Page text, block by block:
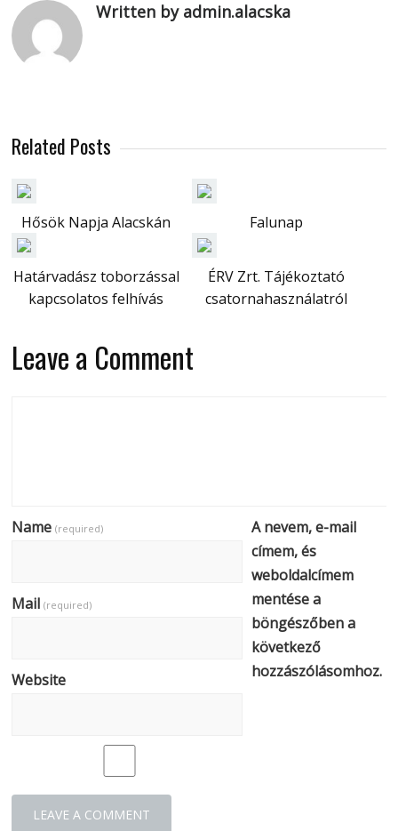
Written by admin.alacska
Related Posts
Hősök Napja Alacskán Falunap
Határvadász toborzással
kapcsolatos felhívás
ÉRV Zrt. Tájékoztató
csatornahasználatról
Leave a Comment
Name(required)
Mail(required)
Website
A nevem, e-mail
címem, és
weboldalcímem
mentése a
böngészőben a
következő
hozzászólásomhoz.